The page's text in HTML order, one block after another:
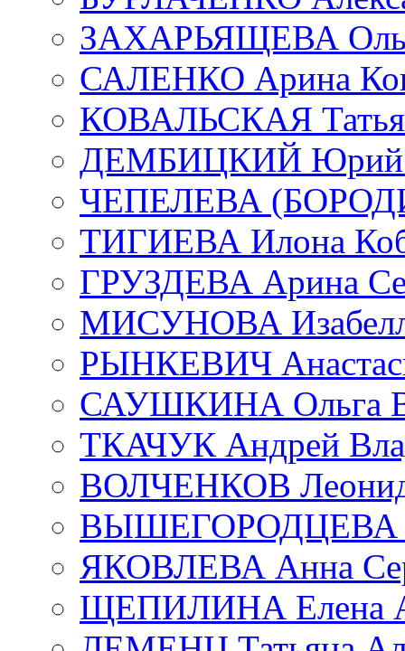
ЗАХАРЬЯЩЕВА
САЛЕНКО Арина
КОВАЛЬСКАЯ
ДЕМБИЦКИЙ Юрий
ЧЕПЕЛЕВА
ТИГИЕВА Илона
ГРУЗДЕВА Арина
МИСУНОВА
РЫНКЕВИЧ
САУШКИНА Ольга
ТКАЧУК Андрей
ВОЛЧЕНКОВ Леонид
ВЫШЕГОРОДЦЕВА
ЯКОВЛЕВА Анна
ЩЕПИЛИНА Елена